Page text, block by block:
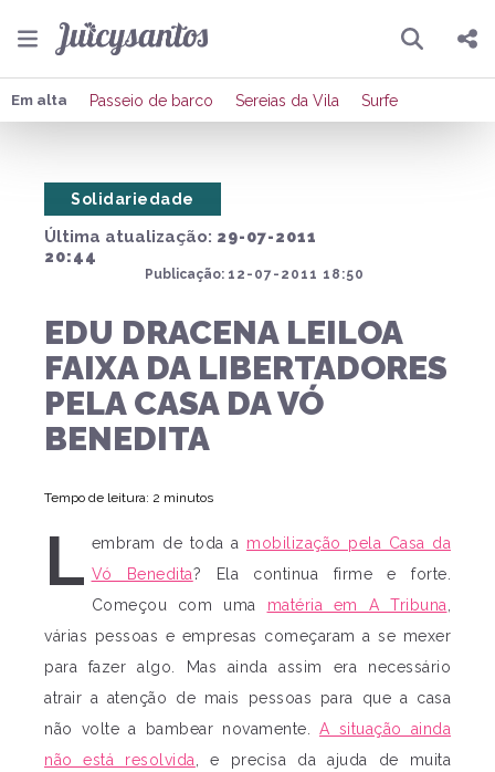
Pesquisar
Compartilhar
Em alta Passeio de barco Sereias da Vila Surfe
Última atualização: 29-07-2011
20:44
Publicação: 12-07-2011 18:50
Solidariedade
EDU DRACENA LEILOA
FAIXA DA LIBERTADORES
PELA CASA DA VÓ
BENEDITA
Tempo de leitura: 2 minutos
L embram de toda a mobilização pela Casa da
Vó Benedita? Ela continua firme e forte.
Começou com uma matéria em A Tribuna
várias pessoas e empresas começaram a se mexer
para fazer algo. Mas ainda assim era necessário
atrair a atenção de mais pessoas para que a casa
não volte a bambear novamente. A situação ainda
não está resolvida
, e precisa da ajuda de muita